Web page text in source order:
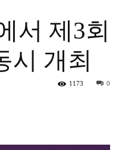
짓
서 제3회
시 개최
0
1173